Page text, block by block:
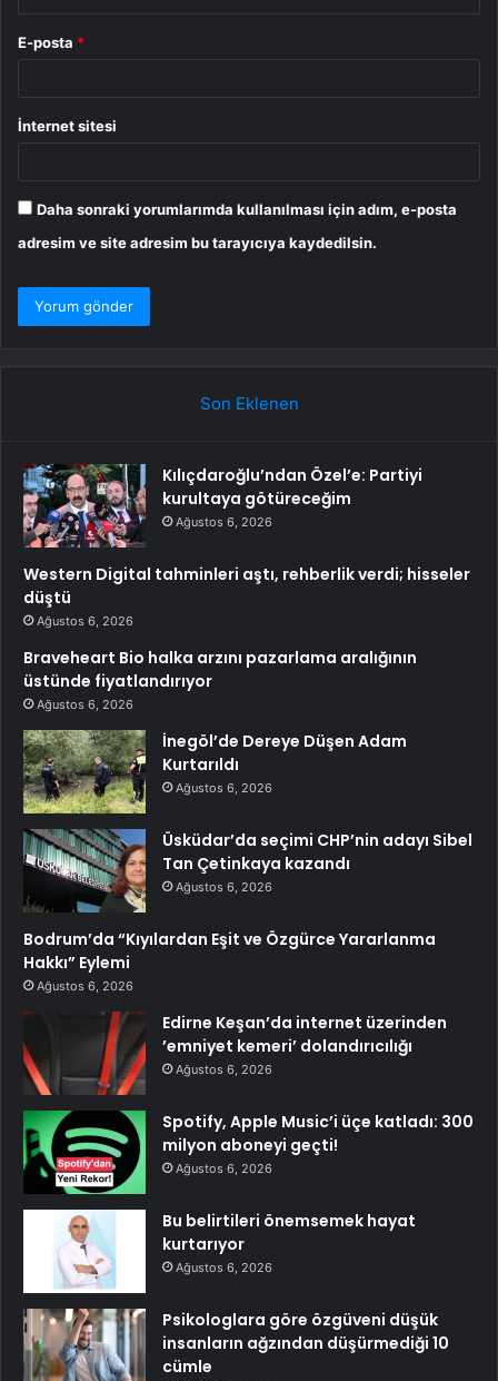
E-posta *
İnternet sitesi
Daha sonraki yorumlarımda kullanılması için adım, e-posta
adresim ve site adresim bu tarayıcıya kaydedilsin.
Son Eklenen
Kılıçdaroğlu’ndan Özel’e: Partiyi
kurultaya götüreceğim
Ağustos 6, 2026
Western Digital tahminleri aştı, rehberlik verdi; hisseler
düştü
Ağustos 6, 2026
Braveheart Bio halka arzını pazarlama aralığının
üstünde fiyatlandırıyor
Ağustos 6, 2026
İnegöl’de Dereye Düşen Adam
Kurtarıldı
Ağustos 6, 2026
Üsküdar’da seçimi CHP’nin adayı Sibel
Tan Çetinkaya kazandı
Ağustos 6, 2026
Bodrum’da “Kıyılardan Eşit ve Özgürce Yararlanma
Hakkı” Eylemi
Ağustos 6, 2026
Edirne Keşan’da internet üzerinden
’emniyet kemeri’ dolandırıcılığı
Ağustos 6, 2026
Spotify, Apple Music’i üçe katladı: 300
milyon aboneyi geçti!
Ağustos 6, 2026
Bu belirtileri önemsemek hayat
kurtarıyor
Ağustos 6, 2026
Psikologlara göre özgüveni düşük
insanların ağzından düşürmediği 10
cümle